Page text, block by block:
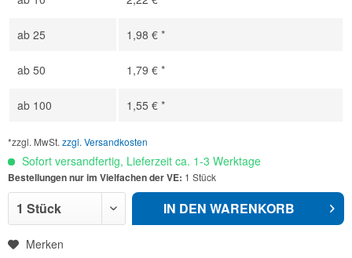
ab 25 1,98 € *
ab 50 1,79 € *
ab 100 1,55 € *
*zzgl. MwSt. zzgl. Versandkosten
Sofort versandfertig, Lieferzeit ca. 1-3 Werktage
Bestellungen nur im Vielfachen der VE: 1 Stück
IN DEN WARENKORB
Merken